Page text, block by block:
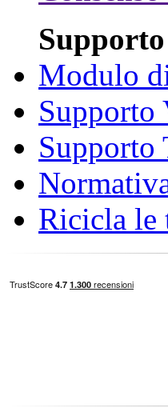
Modulo
Supporto
Supporto
Ricicla le